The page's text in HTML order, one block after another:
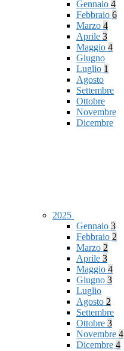
Gennaio 4
Febbraio 6
Marzo 4
Aprile 3
Maggio 4
Giugno
Luglio 1
Agosto
Settembre
Ottobre
Novembre
Dicembre
2025
Gennaio 3
Febbraio 2
Marzo 2
Aprile 3
Maggio 4
Giugno 3
Luglio
Agosto 2
Settembre
Ottobre 3
Novembre 4
Dicembre 4